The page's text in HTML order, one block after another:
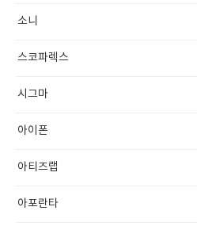
소니
스코파렉스
시그마
아이폰
아티즈랩
아포란타